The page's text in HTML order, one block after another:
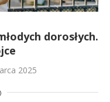
dorosłych.
2025